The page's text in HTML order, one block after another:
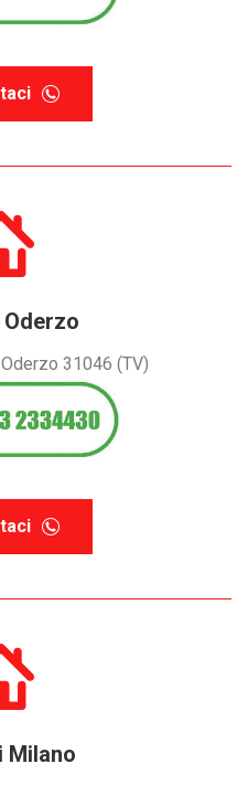
31046 (TV)
Milano